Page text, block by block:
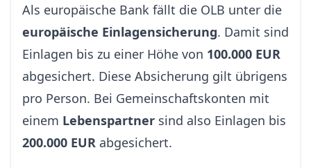
Als europäische Bank fällt die OLB unter die
europäische Einlagensicherung. Damit sind
Einlagen bis zu einer Höhe von 100.000 EUR
abgesichert. Diese Absicherung gilt übrigens
pro Person. Bei Gemeinschaftskonten mit
einem Lebenspartner sind also Einlagen bis
200.000 EUR abgesichert.